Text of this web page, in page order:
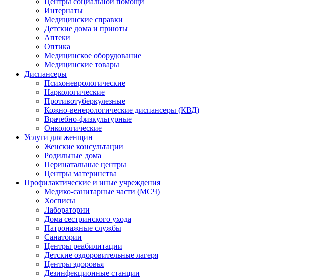
Интернаты
Медицинские справки
Детские дома и приюты
Аптеки
Оптика
Медицинское оборудование
Медицинские товары
Диспансеры
Психоневрологические
Наркологические
Противотуберкулезные
Кожно-венерологические диспансеры (КВД)
Врачебно-физкультурные
Онкологические
Услуги для женщин
Женские консультации
Родильные дома
Перинатальные центры
Центры материнства
Профилактические и иные учреждения
Медико-санитарные части (МСЧ)
Хосписы
Лаборатории
Дома сестринского ухода
Патронажные службы
Санатории
Центры реабилитации
Детские оздоровительные лагеря
Центры здоровья
Дезинфекционные станции